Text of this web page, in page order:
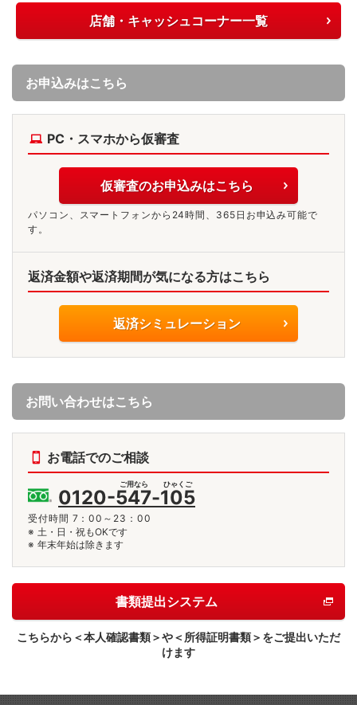
店舗・キャッシュコーナー一覧
お申込みはこちら
PC・スマホから仮審査
仮審査のお申込みはこちら
パソコン、スマートフォンから24時間、365日お申込み可能で
す。
返済金額や返済期間が気になる方はこちら
返済シミュレーション
お問い合わせはこちら
お電話でのご相談
0120-547
ご用なら
-105
ひゃくご
受付時間 7：00～23：00
土・日・祝もOKです
年末年始は除きます
書類提出システム
こちらから＜本人確認書類＞や＜所得証明書類＞をご提出いただ
けます